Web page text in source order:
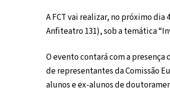
A FCT vai realizar, no próximo dia
Anfiteatro 131), sob a temática
O evento contará com a presença
de representantes da Comissão
alunos e ex-alunos de